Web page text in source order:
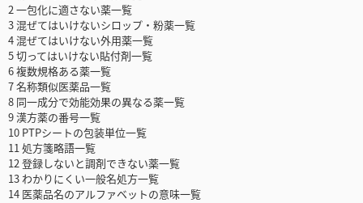
2 一包化に適さない薬一覧
3 混ぜてはいけないシロップ・粉薬一覧
4 混ぜてはいけない外用薬一覧
5 切ってはいけない貼付剤一覧
6 複数規格ある薬一覧
7 名称類似医薬品一覧
8 同一成分で効能効果の異なる薬一覧
9 漢方薬の番号一覧
10 PTPシートの包装単位一覧
11 処方箋略語一覧
12 登録しないと調剤できない薬一覧
13 わかりにくい一般名処方一覧
14 医薬品名のアルファベットの意味一覧